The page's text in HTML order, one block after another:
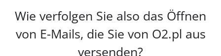
Wie verfolgen Sie also das Öffnen
von E-Mails, die Sie von O2.pl aus
versenden?